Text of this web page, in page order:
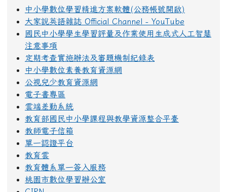
中小學數位學習精進方案軟體(公務帳號開啟)
大家說英語雜誌 Official Channel - YouTube
國民中小學學生學習評量及作業使用生成式人工智慧
注意事項
定期考查實施辦法及審題機制紀錄表
中小學數位素養教育資源網
公視兒少教育資源網
電子書專區
雲端差勤系統
教育部國民中小學課程與教學資源整合平臺
教師電子信箱
單一認證平台
教育雲
教育體系單一簽入服務
桃園市數位學習辦公室